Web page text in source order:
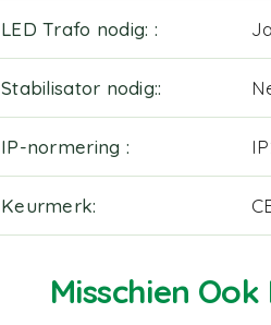
LED Trafo nodig:
Stabilisator nodig:
IP-normering
Keurmerk
Misschien